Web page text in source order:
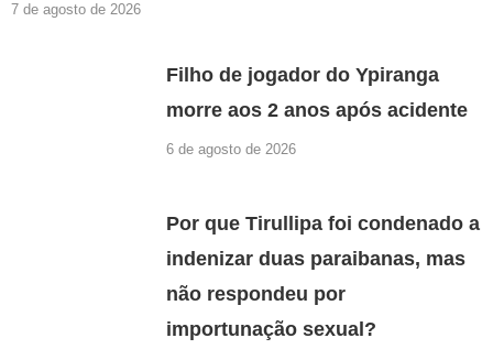
7 de agosto de 2026
Filho de jogador do Ypiranga
morre aos 2 anos após acidente
6 de agosto de 2026
Por que Tirullipa foi condenado a
indenizar duas paraibanas, mas
não respondeu por
importunação sexual?